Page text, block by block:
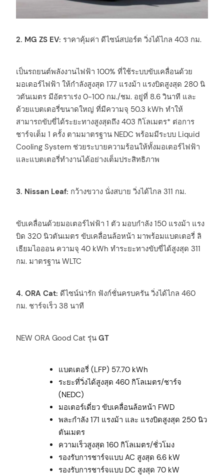
2. MG ZS EV: ราคาคุ้มค่า ดีไซน์สปอร์ต วิ่งได้ไกล 403 กม.
เป็นรถยนต์พลังงานไฟฟ้า 100% ที่ใช้ระบบขับเคลื่อนด้วย
มอเตอร์ไฟฟ้า ให้กำลังสูงสุด 177 แรงม้า แรงบิดสูงสุด 280 นิ
วตันเมตร มีอัตราเร่ง 0-100 กม./ชม. อยู่ที่ 8.6 วินาที และ
ด้วยแบตเตอรี่ขนาดใหญ่ ที่มีความจุ 50.3 kWh ทำให้
สามารถขับขี่ได้ระยะทางสูงสุดถึง 403 กิโลเมตร* ต่อการ
ชาร์จเต็ม 1 ครั้ง ตามมาตรฐาน NEDC พร้อมมีระบบ Liquid
Cooling System ช่วยระบายความร้อนให้ทั้งมอเตอร์ไฟฟ้า
และแบตเตอรี่ทำงานได้อย่างเต็มประสิทธิภาพ
3. Nissan Leaf: กว้างขวาง นั่งสบาย วิ่งได้ไกล 311 กม.
ขับเคลื่อนด้วยมอเตอร์ไฟฟ้า 1 ตัว มอบกำลัง 150 แรงม้า แรง
บิด 320 นิวตันเมตร ขับเคลื่อนล้อหน้า มาพร้อมแบตเตอรี่ ลิ
เธียมไอออน ความจุ 40 kWh ทำระยะทางขับขี่ได้สูงสุด 311
กม. มาตรฐาน WLTC
4. ORA Cat: ดีไซน์น่ารัก ฟังก์ชั่นครบครัน วิ่งได้ไกล 460
กม. ชาร์จเร็ว 38 นาที
NEW ORA Good Cat รุ่น GT
แบตเตอรี่ (LFP) 57.70 kWh
ระยะที่วิ่งได้สูงสุด 460 กิโลเมตร/ชาร์จ
(NEDC)
มอเตอร์เดี่ยว ขับเคลื่อนล้อหน้า FWD
พละกำลัง 171 แรงม้า และ แรงบิดสูงสุด 250 นิว
ตันเมตร
ความเร็วสูงสุด 160 กิโลเมตร/ชั่วโมง
รองรับการชาร์จแบบ AC สูงสุด 6.6 kW
รองรับการชาร์จแบบ DC สูงสุด 70 kW